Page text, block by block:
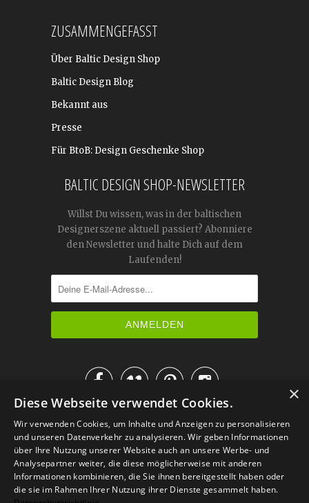
ZUSAMMENGEFASST
Über Baltic Design Shop
Baltic Design Blog
Bekannt aus
Presse
Für BtoB: Design Geschenke Shop
BALTIC DESIGN SHOP-NEWSLETTER
Willst Du wissen, was in der baltischen
Designerszene aktuell passiert? Abonniere
den Newsletter und halte Dich auf dem
Laufenden!

IM KATALOG BLÄTTERN
×
Diese Webseite verwendet Cookies.
Wir verwenden Cookies, um Inhalte und Anzeigen zu personalisieren
und unseren Datenverkehr zu analysieren. Wir geben Informationen
über Ihre Nutzung unserer Website auch an unsere Werbe- und
Analysepartner weiter, die diese möglicherweise mit anderen
Informationen kombinieren, die Sie ihnen bereitgestellt haben oder
die sie im Rahmen Ihrer Nutzung ihrer Dienste gesammelt haben.